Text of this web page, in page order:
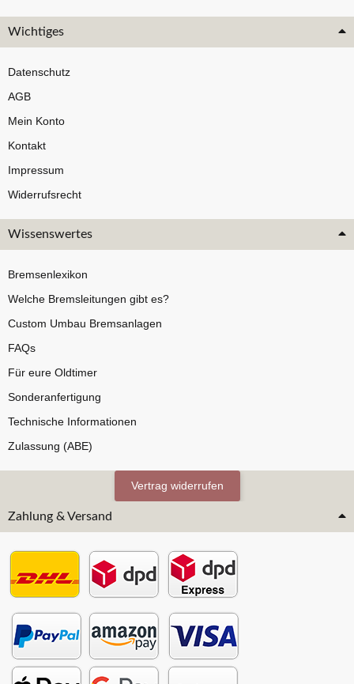
Wichtiges
Datenschutz
AGB
Mein Konto
Kontakt
Impressum
Widerrufsrecht
Wissenswertes
Bremsenlexikon
Welche Bremsleitungen gibt es?
Custom Umbau Bremsanlagen
FAQs
Für eure Oldtimer
Sonderanfertigung
Technische Informationen
Zulassung (ABE)
Vertrag widerrufen
Zahlung & Versand